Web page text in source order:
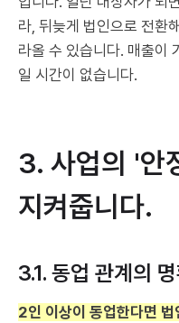
라, 뒤늦게 법인으로 전환
라올 수 있습니다. 매출이
일 시간이 없습니다.
3. 사업의 '안
지켜줍니다.
3.1. 동업 관계의
2인 이상이 동업한다면 법